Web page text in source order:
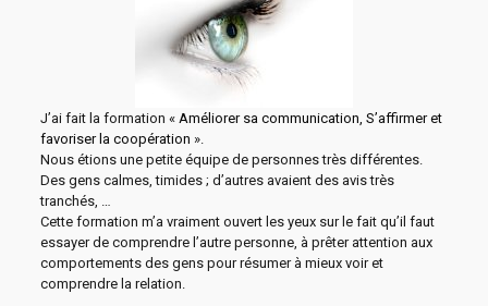
J’ai fait la formation « Améliorer sa communication, S’affirmer et
favoriser la coopération ».
Nous étions une petite équipe de personnes très différentes.
Des gens calmes, timides ; d’autres avaient des avis très
tranchés, …
Cette formation m’a vraiment ouvert les yeux sur le fait qu’il faut
essayer de comprendre l’autre personne, à prêter attention aux
comportements des gens pour résumer à mieux voir et
comprendre la relation.